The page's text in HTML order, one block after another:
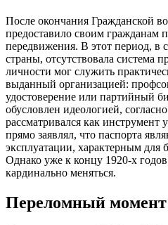
После окончания Гражданской
предоставило своим гражданам
передвижения. В этот период, в
страны, отсутствовала система
личности мог служить
выданный организацией:
удостоверение или партийный
обусловлен идеологией,
рассматривался как инструмент
прямо заявлял, что паспорта
эксплуатации, характерным для
Однако уже к концу 1920-х годов
кардинально меняться.
Переломный момент